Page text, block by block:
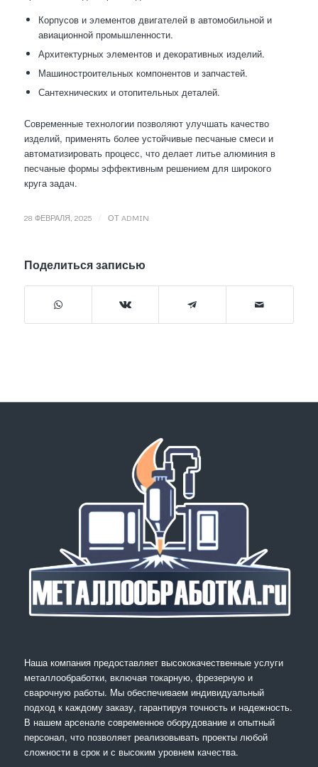
Корпусов и элементов двигателей в автомобильной и
авиационной промышленности.
Архитектурных элементов и декоративных изделий.
Машиностроительных компонентов и запчастей.
Сантехнических и отопительных деталей.
Современные технологии позволяют улучшать качество
изделий, применять более устойчивые песчаные смеси и
автоматизировать процесс, что делает литье алюминия в
песчаные формы эффективным решением для широкого
круга задач.
28 ФЕВРАЛЯ, 2025 ОТ ADMIN
Поделиться записью
Наша компания предоставляет высококачественные услуги
металлообработки, включая токарную, фрезерную и
сварочную работы. Мы обеспечиваем индивидуальный
подход к каждому заказу, гарантируя точность и надежность.
В нашем арсенале современное оборудование и опытный
персонал, что позволяет реализовывать проекты любой
сложности в срок и с высоким уровнем качества.